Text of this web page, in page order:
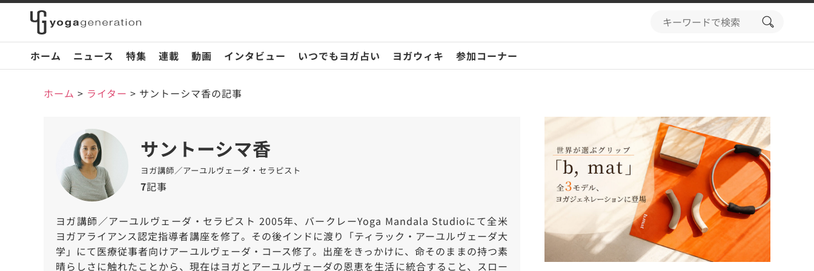
search
ホーム
ニュース 特集 連載 動画 インタビュー いつでもヨガ占い ヨガウィキ 参加コーナー
ホーム > ライター > サントーシマ香の記事
サントーシマ香
ヨガ講師／アーユルヴェーダ・セラピスト
7記事
ヨガ講師／アーユルヴェーダ・セラピスト 2005年、バークレーYoga Mandala Studioにて全米
ヨガアライアンス認定指導者講座を修了。その後インドに渡り「ティラック・アーユルヴェーダ大
学」にて医療従事者向けアーユルヴェーダ・コース修了。出産をきっかけに、命そのままの持つ素
晴らしさに触れたことから、現在はヨガとアーユルヴェーダの恩恵を生活に統合すること、スロー